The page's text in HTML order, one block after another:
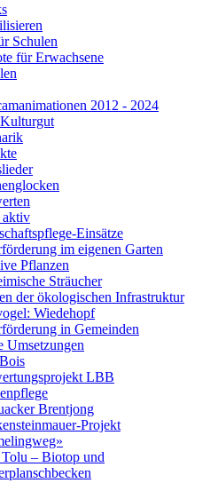
Schulen
für Erwachsene
2012 - 2024
aktiv
Einsätze
im eigenen Garten
Pflanzen
Sträucher
der ökologischen Infrastruktur
Wiedehopf
in Gemeinden
Umsetzungen
LBB
Brentjong
Projekt
– Biotop und